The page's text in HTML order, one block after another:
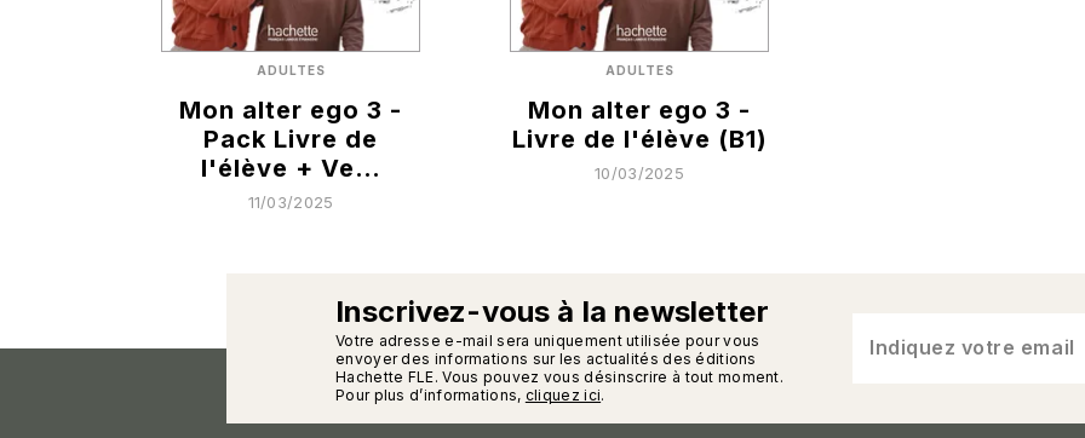
ADULTES
Mon alter ego 3 -
Pack Livre de
l'élève + Ve…
11/03/2025
ADULTES
Mon alter ego 3 -
Livre de l'élève (B1)
10/03/2025
calmann_enveloppe
Inscrivez-vous à la newsletter
Votre adresse e-mail sera uniquement utilisée pour vous
envoyer des informations sur les actualités des éditions
Hachette FLE. Vous pouvez vous désinscrire à tout moment.
Pour plus d’informations, cliquez ici.
Indiquez votre email